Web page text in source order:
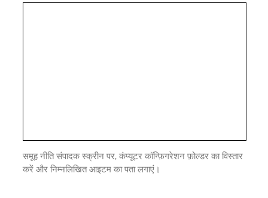
समूह नीति संपादक स्क्रीन पर, कंप्यूटर कॉन्फ़िगरेशन फ़ोल्डर का विस्तार
करें और निम्नलिखित आइटम का पता लगाएं।